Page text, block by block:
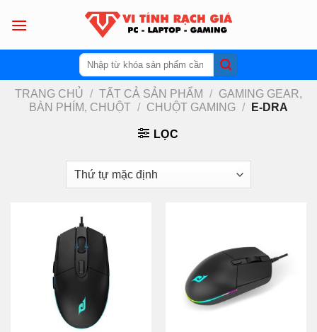
Tìm
kiếm:
TRANG CHỦ / TẤT CẢ SẢN PHẨM /
GAMING GEAR,
BÀN PHÍM, CHUỘT / CHUỘT GAMING / E-DRA
LỌC